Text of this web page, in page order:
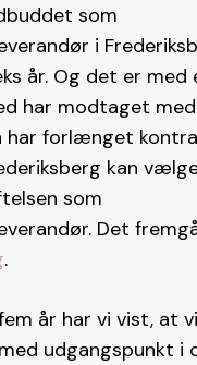
som
i
år. Og det er med
har modtaget
har forlænget
kan
som
Det
.
år har vi vist, at
udgangspunkt i